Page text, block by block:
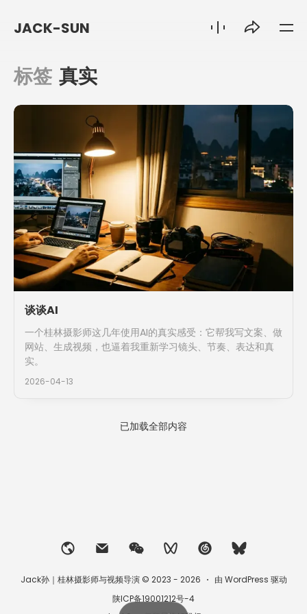
JACK-SUN
标签 真实
谈谈AI
一个桂林摄影师这几年使用AI的真实感受：它帮我写文案、做
网站、生成视频，也逼着我重新学习镜头、节奏、表达和真
实。
2026-04-13
已加载全部内容
Jack孙｜桂林摄影师与视频导演 © 2023 - 2026
由 WordPress 驱动
陕ICP备19001212号-4